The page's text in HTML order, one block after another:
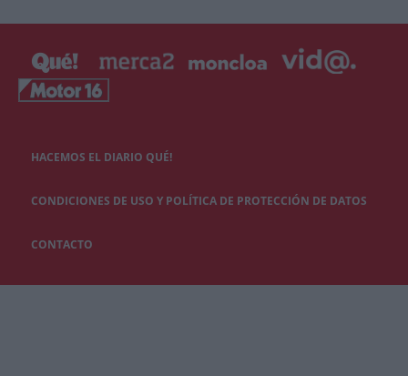
HACEMOS EL DIARIO QUÉ!
CONDICIONES DE USO Y POLÍTICA DE PROTECCIÓN DE DATOS
CONTACTO